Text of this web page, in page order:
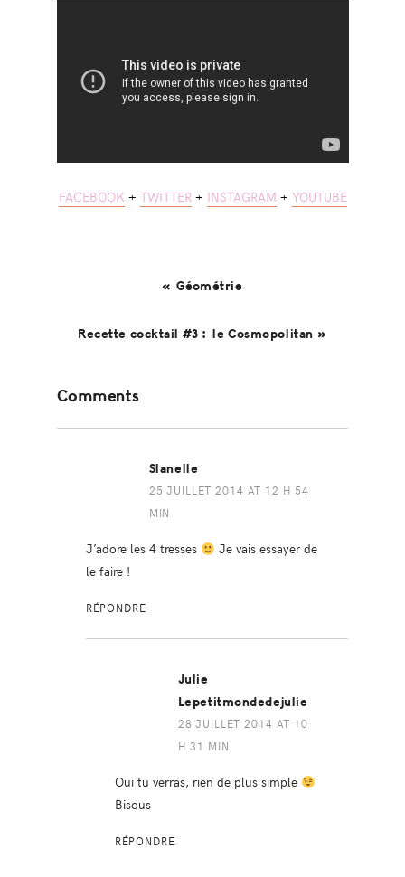
FACEBOOK + TWITTER+ INSTAGRAM + YOUTUBE
« Géométrie
Recette cocktail #3 : le Cosmopolitan »
Interactions
Comments
Slanelle
25 JUILLET 2014 AT 12 H 54
MIN
J’adore les 4 tresses
Je vais essayer de
le faire !
RÉPONDRE
Julie
Lepetitmondedejulie
28 JUILLET 2014 AT 10
H 31 MIN
Oui tu verras, rien de plus simple
Bisous
RÉPONDRE